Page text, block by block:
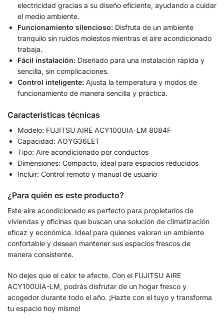
electricidad gracias a su diseño eficiente, ayudando a cuidar
el medio ambiente.
Funcionamiento silencioso: Disfruta de un ambiente
tranquilo sin ruidos molestos mientras el aire acondicionado
trabaja.
Fácil instalación: Diseñado para una instalación rápida y
sencilla, sin complicaciones.
Control inteligente: Ajusta la temperatura y modos de
funcionamiento de manera sencilla y práctica.
Características técnicas
Modelo: FUJITSU AIRE ACY100UIA-LM 8084F
Capacidad: AOYG36LET
Tipo: Aire acondicionado por conductos
Dimensiones: Compacto, ideal para espacios reducidos
Incluir: Control remoto y manual de usuario
¿Para quién es este producto?
Este aire acondicionado es perfecto para propietarios de
viviendas y oficinas que buscan una solución de climatización
eficaz y económica. Ideal para quienes valoran un ambiente
confortable y desean mantener sus espacios frescos de
manera consistente.
No dejes que el calor te afecte. Con el FUJITSU AIRE
ACY100UIA-LM, podrás disfrutar de un hogar fresco y
acogedor durante todo el año. ¡Hazte con el tuyo y transforma
tu espacio hoy mismo!